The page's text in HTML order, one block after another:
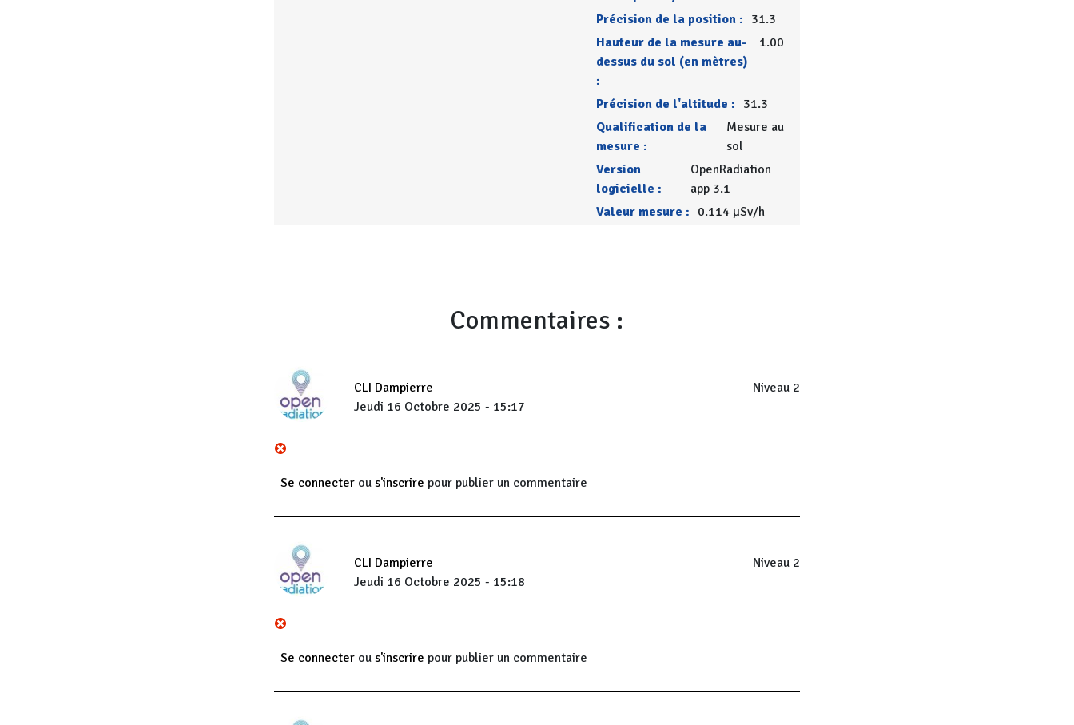
Précision de la position : 31.3
Hauteur de la mesure au-
dessus du sol (en mètres)
:
1.00
Précision de l'altitude : 31.3
Qualification de la
mesure :
Mesure au
sol
Version
logicielle :
OpenRadiation
app 3.1
Valeur mesure : 0.114 µSv/h
Commentaires :
CLI Dampierre
Niveau 2
Jeudi 16 Octobre 2025 - 15:17
Se connecterou s'inscrire pour publier un commentaire
CLI Dampierre
Niveau 2
Jeudi 16 Octobre 2025 - 15:18
Se connecterou s'inscrire pour publier un commentaire